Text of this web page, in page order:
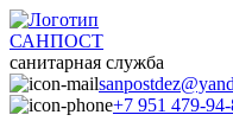
САНПОСТ
санитарная служба
+7 951 479-